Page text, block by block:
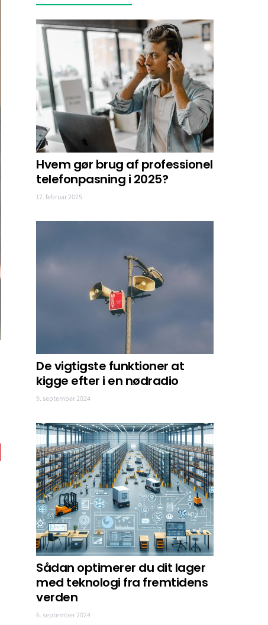
Hvem gør brug af professionel
telefonpasning i 2025?
17. februar 2025
De vigtigste funktioner at
kigge efter i en nødradio
9. september 2024
Sådan optimerer du dit lager
med teknologi fra fremtidens
verden
6. september 2024